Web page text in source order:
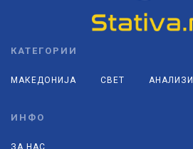
КАТЕГОРИИ
МАКЕДОНИЈА СВЕТ АНАЛИЗИ
ИНФО
ЗА НАС